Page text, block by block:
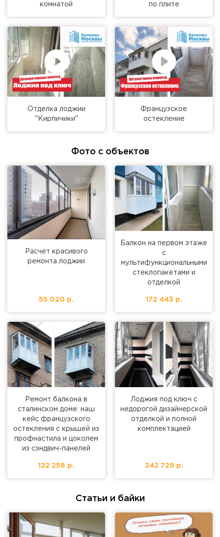
комнатой по плите
Отделка лоджии
"Кирпичики"
Французское
остекление
Фото с объектов
Расчет красивого
ремонта лоджии
55 020 р.
Балкон на первом этаже
с
мультифункциональными
стеклопакетами и
отделкой
172 443 р.
Ремонт балкона в
сталинском доме: наш
кейс французского
остекления с крышей из
профнастила и цоколем
из сэндвич-панелей
122 258 р.
Лоджия под ключ с
недорогой дизайнерской
отделкой и полной
комплектацией
242 729 р.
Статьи и байки